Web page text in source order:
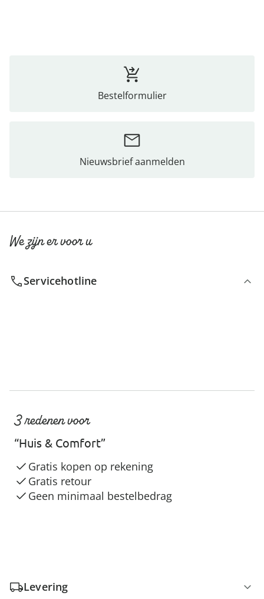
Bestelformulier
Nieuwsbrief aanmelden
We zijn er voor u
Servicehotline
3 redenen voor
“Huis & Comfort”
Gratis kopen op rekening
Gratis retour
Geen minimaal bestelbedrag
Levering